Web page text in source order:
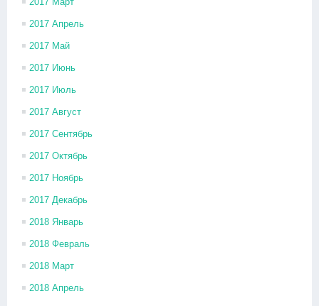
2017 Апрель
2017 Май
2017 Июнь
2017 Июль
2017 Август
2017 Сентябрь
2017 Октябрь
2017 Ноябрь
2017 Декабрь
2018 Январь
2018 Февраль
2018 Март
2018 Апрель